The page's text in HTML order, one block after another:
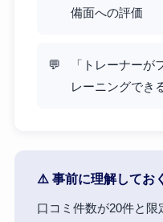
備面への評価
「トレーナーが
レーニングでき
⚠️ 事前に理解してお
口コミ件数が20件と